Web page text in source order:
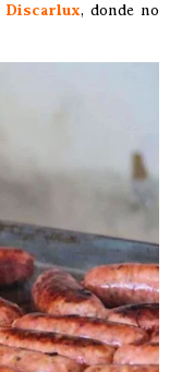
Discarlux, donde no